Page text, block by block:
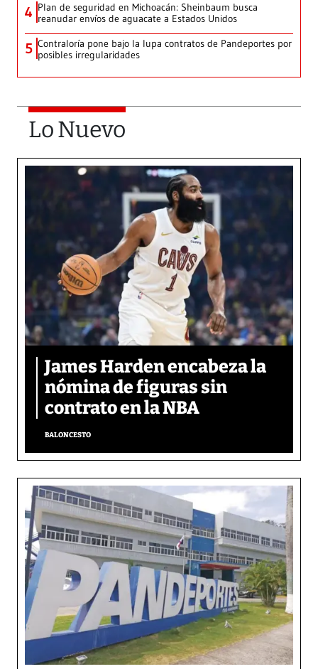
4 Plan de seguridad en Michoacán: Sheinbaum busca
reanudar envíos de aguacate a Estados Unidos
5 Contraloría pone bajo la lupa contratos de Pandeportes por
posibles irregularidades
Lo Nuevo
James Harden encabeza la
nómina de figuras sin
contrato en la NBA
BALONCESTO